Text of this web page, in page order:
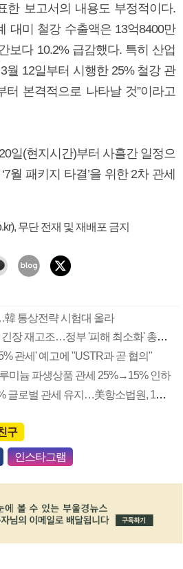
한 보고서의 내용도 부정적이다.
대미 철강 수출액은 13억8400만
보다 10.2% 급감했다. 특히 산업
월 12일부터 시행한 25% 철강 관
본격적으로 나타날 것”이라고
일(현지시간)부터 사흘간 일정으
월 패키지 타결’을 위한 2차 관세
무단 전재 및 재배포 금지
韓 통상전략 시험대 올라
美·EU '관세폭탄' 예고에 긴장 재고조…정부 '피해 최소화' 총력(종합)
관세' 예고에 "USTR과 곧 협의"
미늄 파생상품 관세 25%→15% 인하
[속보] 트럼프 행정부 10% 글로벌 관세 유지…美항소법원, 1심 판결 집행 제동
구
인스타그램